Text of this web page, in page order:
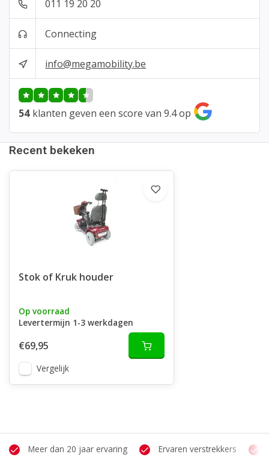
011 19 20 20
Connecting
info@megamobility.be
54 klanten geven een score van 9.4 op
Recent bekeken
Stok of Kruk houder
Op voorraad
Levertermijn 1-3 werkdagen
€69,95
Vergelijk
Meer dan 20 jaar ervaring Ervaren verstrekkers